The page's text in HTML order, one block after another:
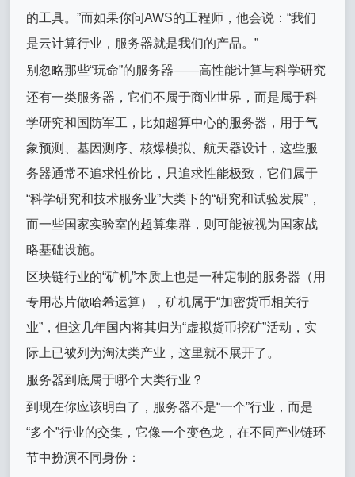
的工具。”而如果你问AWS的工程师，他会说：“我们
是云计算行业，服务器就是我们的产品。”
别忽略那些“玩命”的服务器——高性能计算与科学研究
还有一类服务器，它们不属于商业世界，而是属于科
学研究和国防军工，比如超算中心的服务器，用于气
象预测、基因测序、核爆模拟、航天器设计，这些服
务器通常不追求性价比，只追求性能极致，它们属于
“科学研究和技术服务业”大类下的“研究和试验发展”，
而一些国家实验室的超算集群，则可能被视为国家战
略基础设施。
区块链行业的“矿机”本质上也是一种定制的服务器（用
专用芯片做哈希运算），矿机属于“加密货币相关行
业”，但这几年国内将其归为“虚拟货币挖矿”活动，实
际上已被列为淘汰类产业，这里就不展开了。
服务器到底属于哪个大类行业？
到现在你应该明白了，服务器不是“一个”行业，而是
“多个”行业的交集，它像一个变色龙，在不同产业链环
节中扮演不同身份：